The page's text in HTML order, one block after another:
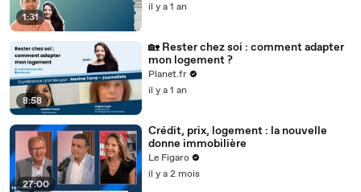
1:31
il y a 1 an
8:58
🏡 Rester chez soi : comment adapter
mon logement ?
Planet.fr
il y a 1 an
27:00
Crédit, prix, logement : la nouvelle
donne immobilière
Le Figaro
il y a 2 mois